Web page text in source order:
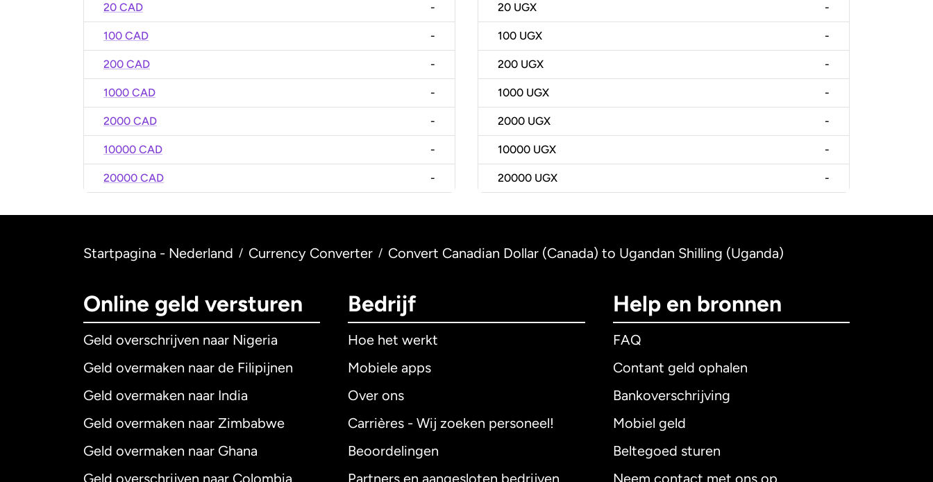
20 CAD -
100 CAD -
200 CAD -
1000 CAD -
2000 CAD -
10000 CAD -
20000 CAD -
20 UGX -
100 UGX -
200 UGX -
1000 UGX -
2000 UGX -
10000 UGX -
20000 UGX -
Startpagina - Nederland / Currency Converter / Convert Canadian Dollar (Canada) to Ugandan Shilling (Uganda)
Online geld versturen
Geld overschrijven naar Nigeria
Geld overmaken naar de Filipijnen
Geld overmaken naar India
Geld overmaken naar Zimbabwe
Geld overmaken naar Ghana
Bedrijf
Hoe het werkt
Mobiele apps
Over ons
Carrières - Wij zoeken personeel!
Beoordelingen
Help en bronnen
FAQ
Contant geld ophalen
Bankoverschrijving
Mobiel geld
Beltegoed sturen